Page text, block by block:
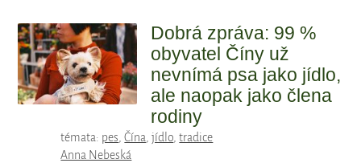
Dobrá zpráva: 99 %
obyvatel Číny už
nevnímá psa jako jídlo,
ale naopak jako člena
rodiny
témata: pes,Čína,jídlo,tradice
Anna Nebeská